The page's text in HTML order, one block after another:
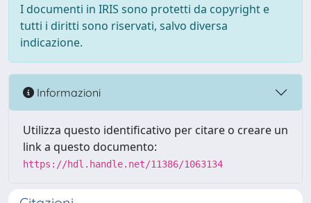
I documenti in IRIS sono protetti da copyright e
tutti i diritti sono riservati, salvo diversa
indicazione.
Informazioni
Utilizza questo identificativo per citare o creare un
link a questo documento:
https://hdl.handle.net/11386/1063134